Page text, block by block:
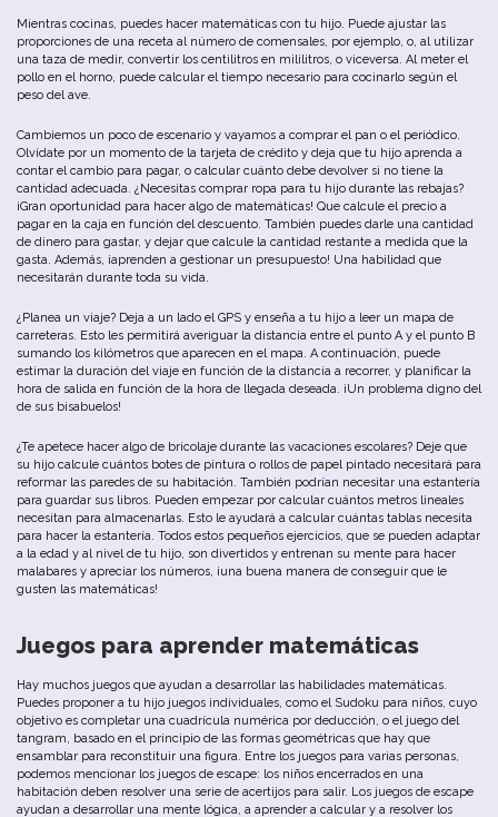
Mientras cocinas, puedes hacer matemáticas con tu hijo. Puede ajustar las
proporciones de una receta al número de comensales, por ejemplo, o, al utilizar
una taza de medir, convertir los centilitros en mililitros, o viceversa. Al meter el
pollo en el horno, puede calcular el tiempo necesario para cocinarlo según el
peso del ave.
Cambiemos un poco de escenario y vayamos a comprar el pan o el periódico.
Olvídate por un momento de la tarjeta de crédito y deja que tu hijo aprenda a
contar el cambio para pagar, o calcular cuánto debe devolver si no tiene la
cantidad adecuada. ¿Necesitas comprar ropa para tu hijo durante las rebajas?
¡Gran oportunidad para hacer algo de matemáticas! Que calcule el precio a
pagar en la caja en función del descuento. También puedes darle una cantidad
de dinero para gastar, y dejar que calcule la cantidad restante a medida que la
gasta. Además, ¡aprenden a gestionar un presupuesto! Una habilidad que
necesitarán durante toda su vida.
¿Planea un viaje? Deja a un lado el GPS y enseña a tu hijo a leer un mapa de
carreteras. Esto les permitirá averiguar la distancia entre el punto A y el punto B
sumando los kilómetros que aparecen en el mapa. A continuación, puede
estimar la duración del viaje en función de la distancia a recorrer, y planificar la
hora de salida en función de la hora de llegada deseada. ¡Un problema digno del
de sus bisabuelos!
¿Te apetece hacer algo de bricolaje durante las vacaciones escolares? Deje que
su hijo calcule cuántos botes de pintura o rollos de papel pintado necesitará para
reformar las paredes de su habitación. También podrían necesitar una estantería
para guardar sus libros. Pueden empezar por calcular cuántos metros lineales
necesitan para almacenarlas. Esto le ayudará a calcular cuántas tablas necesita
para hacer la estantería. Todos estos pequeños ejercicios, que se pueden adaptar
a la edad y al nivel de tu hijo, son divertidos y entrenan su mente para hacer
malabares y apreciar los números, ¡una buena manera de conseguir que le
gusten las matemáticas!
Juegos para aprender matemáticas
Hay muchos juegos que ayudan a desarrollar las habilidades matemáticas.
Puedes proponer a tu hijo juegos individuales, como el Sudoku para niños, cuyo
objetivo es completar una cuadrícula numérica por deducción, o el juego del
tangram, basado en el principio de las formas geométricas que hay que
ensamblar para reconstituir una figura. Entre los juegos para varias personas,
podemos mencionar los juegos de escape: los niños encerrados en una
habitación deben resolver una serie de acertijos para salir. Los juegos de escape
ayudan a desarrollar una mente lógica, a aprender a calcular y a resolver los